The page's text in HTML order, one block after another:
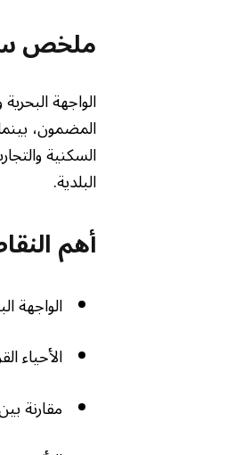
ملخص
الواجهة
المضمون،
السكنية
البلدية.
أهم
الواجهة
الأحياء
مقارنة